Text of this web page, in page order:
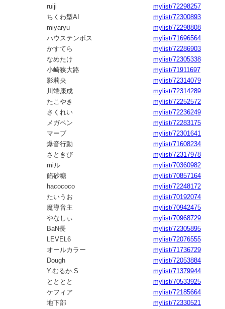
ruiji
mylist/72298257
ちくわ型AI
mylist/72300893
miyaryu
mylist/72298808
ハウステンボス
mylist/71696564
かすてら
mylist/72286903
なめたけ
mylist/72305338
小崎狭大路
mylist/71911697
影莉央
mylist/72314079
川端康成
mylist/72314289
たこやき
mylist/72252572
さくれい
mylist/72236249
メガペン
mylist/72283175
マーブ
mylist/72301641
爆音行動
mylist/71608234
さときび
mylist/72317978
miル
mylist/70360982
餡砂糖
mylist/70857164
hacococo
mylist/72248172
たいうお
mylist/70192074
魔導音主
mylist/70942475
やなしぃ
mylist/70968729
BaN長
mylist/72305895
LEVEL6
mylist/72076555
オールカラー
mylist/71736729
Dough
mylist/72053884
Y.むるか.S
mylist/71379944
とととと
mylist/70533925
ケフィア
mylist/72185664
地下部
mylist/72330521